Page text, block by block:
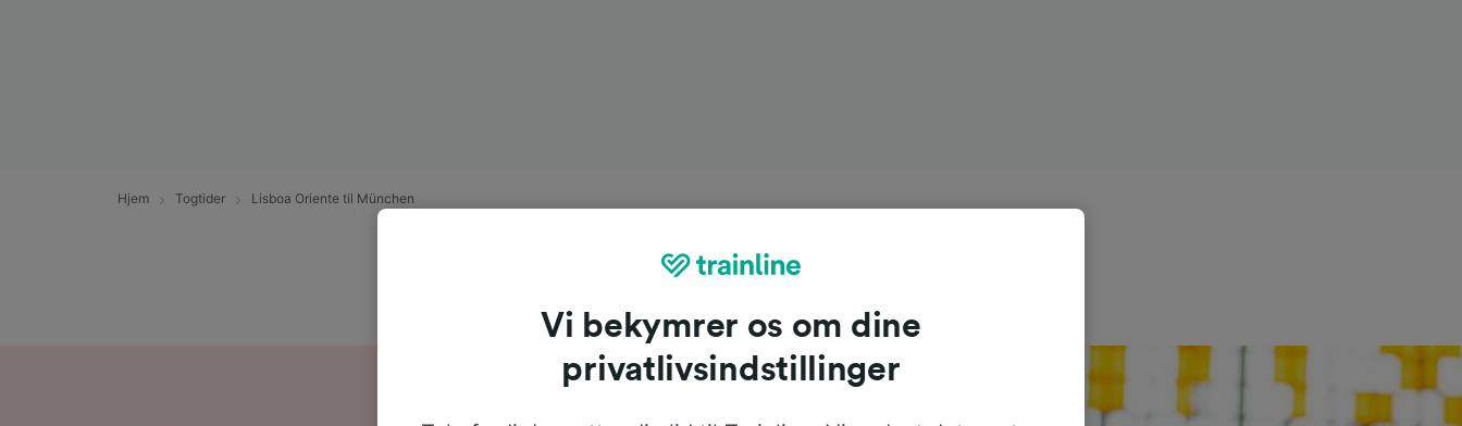
Hjem Togtider Lisboa Oriente til München
Vi bekymrer os om dine
privatlivsindstillinger